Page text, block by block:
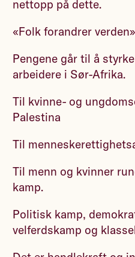
nettopp på dette.
«Folk forandrer
Pengene går til å
arbeidere i Sør-Afrika.
Til kvinne- og
Palestina
Til
Til menn og kvinner
kamp.
Politisk kamp,
velferdskamp og